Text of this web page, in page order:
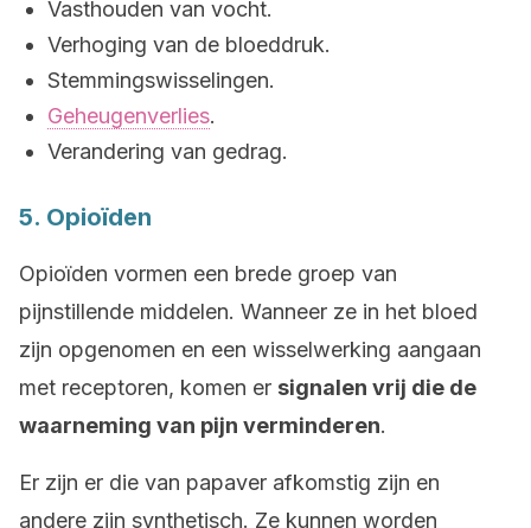
Vasthouden van vocht.
Verhoging van de bloeddruk.
Stemmingswisselingen.
Geheugenverlies.
Verandering van gedrag.
5. Opioïden
Opioïden vormen een brede groep van
pijnstillende middelen. Wanneer ze in het bloed
zijn opgenomen en een wisselwerking aangaan
met receptoren, komen er signalen vrij die de
waarneming van pijn verminderen.
Er zijn er die van papaver afkomstig zijn en
andere zijn synthetisch. Ze kunnen worden